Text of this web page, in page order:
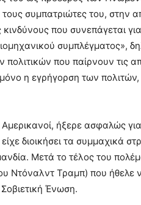
συμπατριώτες του, στην
κινδύνους που συνεπάγεται
συμπλέγματος»,
που παίρνουν τις
η εγρήγορση των
ήξερε ασφαλώς
διοικήσει τα συμμαχικά
Μετά το τέλος του
Ντόναλντ Τραμπ) που ήθελε
Ένωση.